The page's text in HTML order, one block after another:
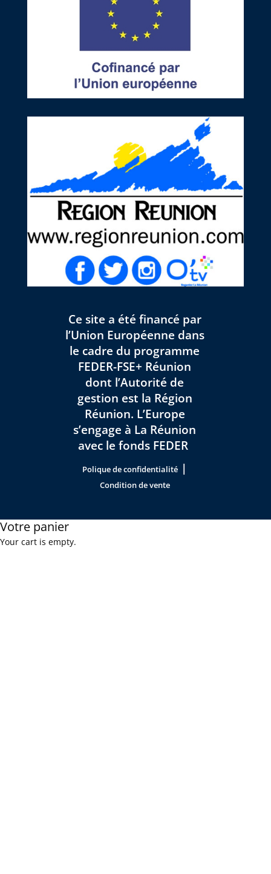
Ce site a été financé par
l’Union Européenne dans
le cadre du programme
FEDER-FSE+ Réunion
dont l’Autorité de
gestion est la Région
Réunion. L’Europe
s’engage à La Réunion
avec le fonds FEDER
Polique de confidentialité |
Condition de vente
Votre panier
Your cart is empty.